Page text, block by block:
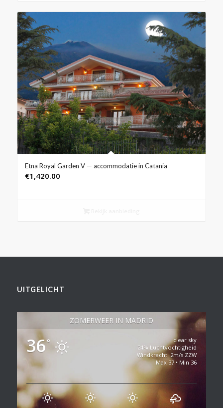
Etna Royal Garden V — accommodatie in Catania
€1,420.00
UITGELICHT
ZOMERWEER IN MADRID
36°
clear sky
24% Luchtvochtigheid
Windkracht: 2m/s ZZW
Max 37 • Min 36